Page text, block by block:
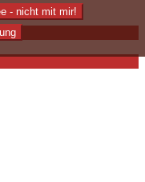
- nicht mit mir!